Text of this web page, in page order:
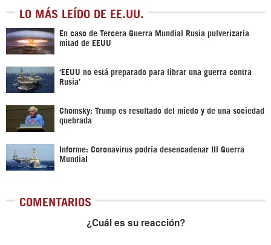
LO MÁS LEÍDO DE EE.UU.
En caso de Tercera Guerra Mundial Rusia pulverizaría
mitad de EEUU
‘EEUU no está preparado para librar una guerra contra
Rusia’
Chomsky: Trump es resultado del miedo y de una sociedad
quebrada
Informe: Coronavirus podría desencadenar III Guerra
Mundial
COMENTARIOS